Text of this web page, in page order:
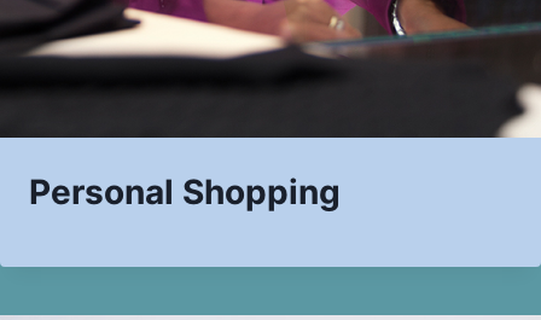
Personal Shopping